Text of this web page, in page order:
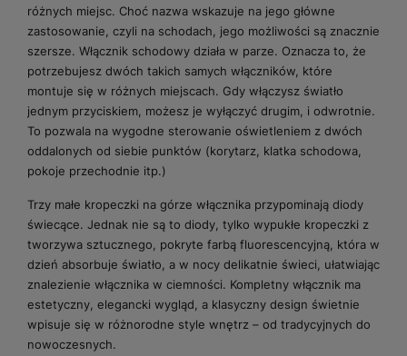
różnych miejsc. Choć nazwa wskazuje na jego główne
zastosowanie, czyli na schodach, jego możliwości są znacznie
szersze. Włącznik schodowy działa w parze. Oznacza to, że
potrzebujesz dwóch takich samych włączników, które
montuje się w różnych miejscach. Gdy włączysz światło
jednym przyciskiem, możesz je wyłączyć drugim, i odwrotnie.
To pozwala na wygodne sterowanie oświetleniem z dwóch
oddalonych od siebie punktów (korytarz, klatka schodowa,
pokoje przechodnie itp.)
Trzy małe kropeczki na górze włącznika przypominają diody
świecące. Jednak nie są to diody, tylko wypukłe kropeczki z
tworzywa sztucznego, pokryte farbą fluorescencyjną, która w
dzień absorbuje światło, a w nocy delikatnie świeci, ułatwiając
znalezienie włącznika w ciemności. Kompletny włącznik ma
estetyczny, elegancki wygląd, a klasyczny design świetnie
wpisuje się w różnorodne style wnętrz – od tradycyjnych do
nowoczesnych.